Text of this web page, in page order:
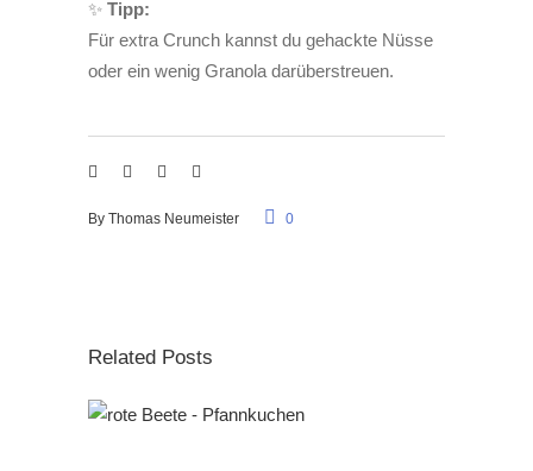
✨ Tipp:
Für extra Crunch kannst du gehackte Nüsse
oder ein wenig Granola darüberstreuen.
By Thomas Neumeister 0
Related Posts